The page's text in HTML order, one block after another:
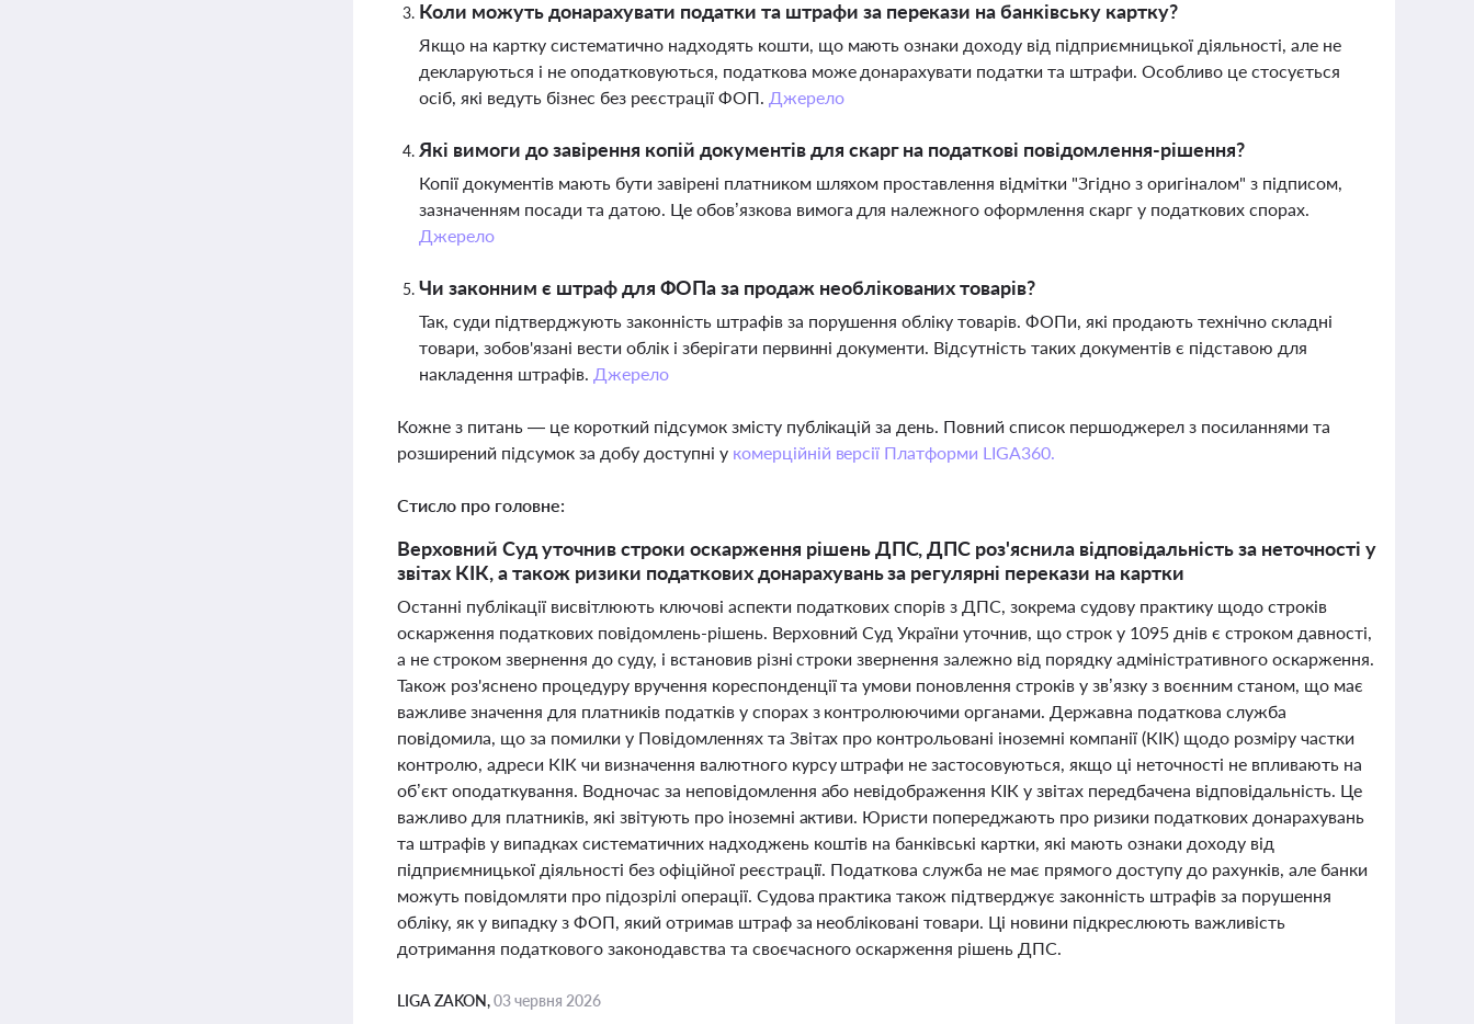
Коли можуть донарахувати податки та штрафи за перекази на банківську картку?
Якщо на картку систематично надходять кошти, що мають ознаки доходу від підприємницької діяльності, але не
декларуються і не оподатковуються, податкова може донарахувати податки та штрафи. Особливо це стосується
осіб, які ведуть бізнес без реєстрації ФОП. Джерело
Які вимоги до завірення копій документів для скарг на податкові повідомлення-рішення?
Копії документів мають бути завірені платником шляхом проставлення відмітки "Згідно з оригіналом" з підписом,
зазначенням посади та датою. Це обов’язкова вимога для належного оформлення скарг у податкових спорах.
Джерело
Чи законним є штраф для ФОПа за продаж необлікованих товарів?
Так, суди підтверджують законність штрафів за порушення обліку товарів. ФОПи, які продають технічно складні
товари, зобов'язані вести облік і зберігати первинні документи. Відсутність таких документів є підставою для
накладення штрафів. Джерело
Кожне з питань — це короткий підсумок змісту публікацій за день. Повний список першоджерел з посиланнями та
розширений підсумок за добу доступні у комерційній версії Платформи LIGA360.
Стисло про головне:
Верховний Суд уточнив строки оскарження рішень ДПС, ДПС роз'яснила відповідальність за неточності у
звітах КІК, а також ризики податкових донарахувань за регулярні перекази на картки
Останні публікації висвітлюють ключові аспекти податкових спорів з ДПС, зокрема судову практику щодо строків
оскарження податкових повідомлень-рішень. Верховний Суд України уточнив, що строк у 1095 днів є строком давності,
а не строком звернення до суду, і встановив різні строки звернення залежно від порядку адміністративного оскарження.
Також роз'яснено процедуру вручення кореспонденції та умови поновлення строків у зв’язку з воєнним станом, що має
важливе значення для платників податків у спорах з контролюючими органами. Державна податкова служба
повідомила, що за помилки у Повідомленнях та Звітах про контрольовані іноземні компанії (КІК) щодо розміру частки
контролю, адреси КІК чи визначення валютного курсу штрафи не застосовуються, якщо ці неточності не впливають на
об’єкт оподаткування. Водночас за неповідомлення або невідображення КІК у звітах передбачена відповідальність. Це
важливо для платників, які звітують про іноземні активи. Юристи попереджають про ризики податкових донарахувань
та штрафів у випадках систематичних надходжень коштів на банківські картки, які мають ознаки доходу від
підприємницької діяльності без офіційної реєстрації. Податкова служба не має прямого доступу до рахунків, але банки
можуть повідомляти про підозрілі операції. Судова практика також підтверджує законність штрафів за порушення
обліку, як у випадку з ФОП, який отримав штраф за необліковані товари. Ці новини підкреслюють важливість
дотримання податкового законодавства та своєчасного оскарження рішень ДПС.
LIGA ZAKON,03 червня 2026